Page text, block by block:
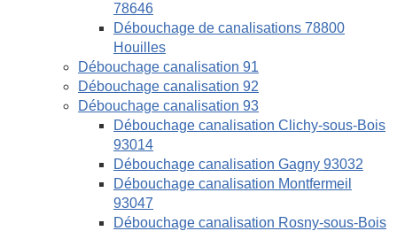
78646
Débouchage de canalisations 78800
Houilles
Débouchage canalisation 91
Débouchage canalisation 92
Débouchage canalisation 93
Débouchage canalisation Clichy-sous-Bois
93014
Débouchage canalisation Gagny 93032
Débouchage canalisation Montfermeil
93047
Débouchage canalisation Rosny-sous-Bois